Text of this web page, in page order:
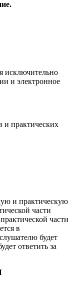
исключительно
и электронное
и практических
и практическую
части
части
в
будет
ответить за